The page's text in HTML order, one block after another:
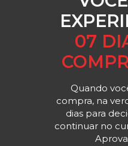
Quando
compra, na
dias para
continuar no
07